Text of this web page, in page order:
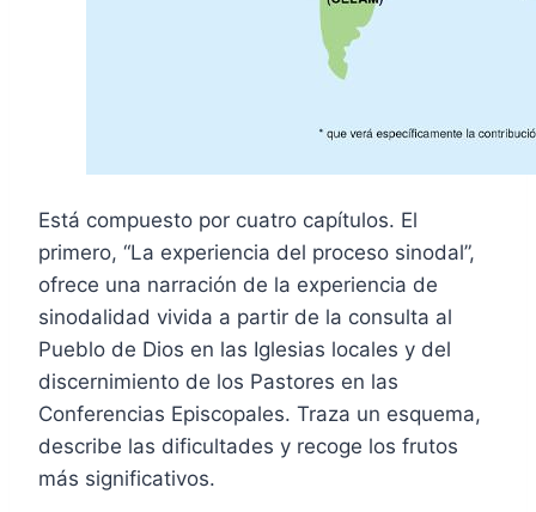
Está compuesto por cuatro capítulos. El
primero, “La experiencia del proceso sinodal”,
ofrece una narración de la experiencia de
sinodalidad vivida a partir de la consulta al
Pueblo de Dios en las Iglesias locales y del
discernimiento de los Pastores en las
Conferencias Episcopales. Traza un esquema,
describe las dificultades y recoge los frutos
más significativos.